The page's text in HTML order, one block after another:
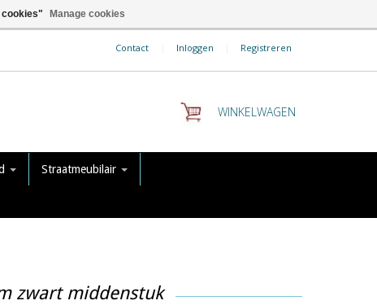
Contact | Inloggen | Registreren
WINKELWAGEN
Straatmeubilair
zwart middenstuk
cookies" Manage cookies